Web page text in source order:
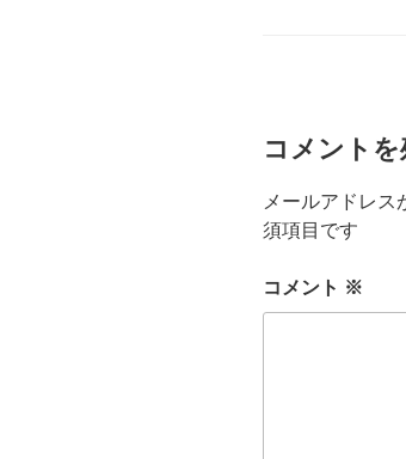
コメントを
メールアドレス
須項目です
コメント ※